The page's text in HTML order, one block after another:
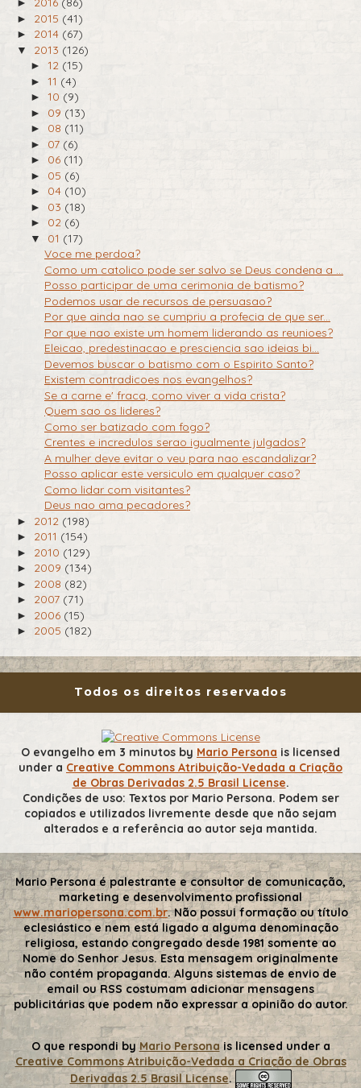
►
► 2015 (41)
► 2014 (67)
▼ 2013 (126)
► 12 (15)
► 11 (4)
► 10 (9)
► 09 (13)
► 08 (11)
► 07 (6)
► 06 (11)
► 05 (6)
► 04 (10)
► 03 (18)
► 02 (6)
▼ 01 (17)
Voce me perdoa?
Como um catolico pode ser salvo se Deus condena a ...
Posso participar de uma cerimonia de batismo?
Podemos usar de recursos de persuasao?
Por que ainda nao se cumpriu a profecia de que ser...
Por que nao existe um homem liderando as reunioes?
Eleicao, predestinacao e presciencia sao ideias bi...
Devemos buscar o batismo com o Espirito Santo?
Existem contradicoes nos evangelhos?
Se a carne e' fraca, como viver a vida crista?
Quem sao os lideres?
Como ser batizado com fogo?
Crentes e incredulos serao igualmente julgados?
A mulher deve evitar o veu para nao escandalizar?
Posso aplicar este versiculo em qualquer caso?
Como lidar com visitantes?
Deus nao ama pecadores?
► 2012 (198)
► 2011 (154)
► 2010 (129)
► 2009 (134)
► 2008 (82)
► 2007 (71)
► 2006 (15)
► 2005 (182)
Todos os direitos reservados
O evangelho em 3 minutos by Mario Persona is licensed
under a Creative Commons Atribuição-Vedada a Criação
de Obras Derivadas 2.5 Brasil License.
Condições de uso: Textos por Mario Persona. Podem ser
copiados e utilizados livremente desde que não sejam
alterados e a referência ao autor seja mantida.
Mario Persona é palestrante e consultor de comunicação,
marketing e desenvolvimento profissional
www.mariopersona.com.br. Não possui formação ou título
eclesiástico e nem está ligado a alguma denominação
religiosa, estando congregado desde 1981 somente ao
Nome do Senhor Jesus. Esta mensagem originalmente
não contém propaganda. Alguns sistemas de envio de
email ou RSS costumam adicionar mensagens
publicitárias que podem não expressar a opinião do autor.
O que respondibyMario Persona is licensed under a
Creative Commons Atribuição-Vedada a Criação de Obras
Derivadas 2.5 Brasil License.